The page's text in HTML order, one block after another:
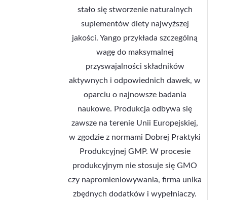
stało się stworzenie naturalnych
suplementów diety najwyższej
jakości. Yango przykłada szczególną
wagę do maksymalnej
przyswajalności składników
aktywnych i odpowiednich dawek, w
oparciu o najnowsze badania
naukowe. Produkcja odbywa się
zawsze na terenie Unii Europejskiej,
w zgodzie z normami Dobrej Praktyki
Produkcyjnej GMP. W procesie
produkcyjnym nie stosuje się GMO
czy napromieniowywania, firma unika
zbędnych dodatków i wypełniaczy.